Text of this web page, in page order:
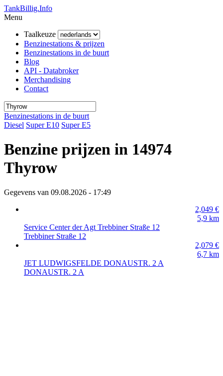
TankBillig.Info
Menu
Taalkeuze
Benzinestations & prijzen
Benzinestations in de buurt
Blog
API - Databroker
Merchandising
Contact
Benzinestations in de buurt
Diesel Super E10 Super E5
Benzine prijzen in 14974
Thyrow
Gegevens van 09.08.2026 - 17:49
2,049 €
5,9 km
Service Center der Agt Trebbiner Straße 12
Trebbiner Straße 12
2,079 €
6,7 km
JET LUDWIGSFELDE DONAUSTR. 2 A
DONAUSTR. 2 A